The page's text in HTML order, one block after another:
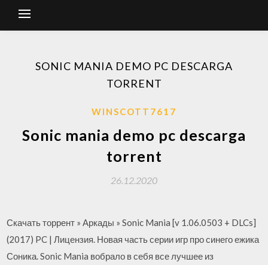
SONIC MANIA DEMO PC DESCARGA
TORRENT
WINSCOTT7617
Sonic mania demo pc descarga
torrent
26.12.2020
Скачать торрент » Аркады » Sonic Mania [v 1.06.0503 + DLCs]
(2017) PC | Лицензия. Новая часть серии игр про синего ежика
Соника. Sonic Mania вобрало в себя все лучшее из